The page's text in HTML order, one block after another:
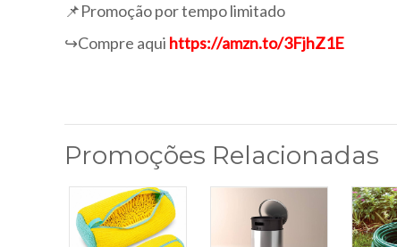
📌Promoção por tempo limitado
↪️Compre aqui https://amzn.to/3FjhZ1E
Promoções Relacionadas